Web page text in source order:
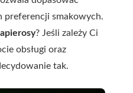
preferencji smakowych.
? Jeśli zależy Ci
obsługi oraz
tak.